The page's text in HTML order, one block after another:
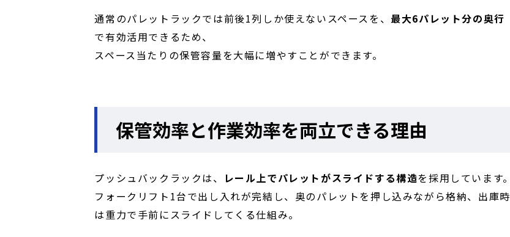
通常のパレットラックでは前後1列しか使えないスペースを、 最大6パレット分の奥行
で有効活用できるため、
スペース当たりの保管容量を大幅に増やすことができます。
保管効率と作業効率を両立できる理由
プッシュバックラックは、 レール上でパレットがスライドする構造を採用しています。
フォークリフト1台で出し入れが完結し、奥のパレットを押し込みながら格納、出庫時
は重力で手前にスライドしてくる仕組み。